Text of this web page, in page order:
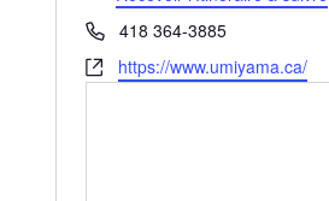
Téléphone
418 364-3885
Site
https://www.umiyama.ca/